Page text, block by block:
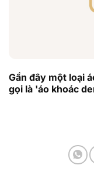
Gần đây một loại
gọi là 'áo khoác